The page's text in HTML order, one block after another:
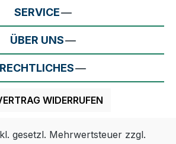
SERVICE
ÜBER UNS
RECHTLICHES
WIDERRUFEN
gesetzl. Mehrwertsteuer zzgl.